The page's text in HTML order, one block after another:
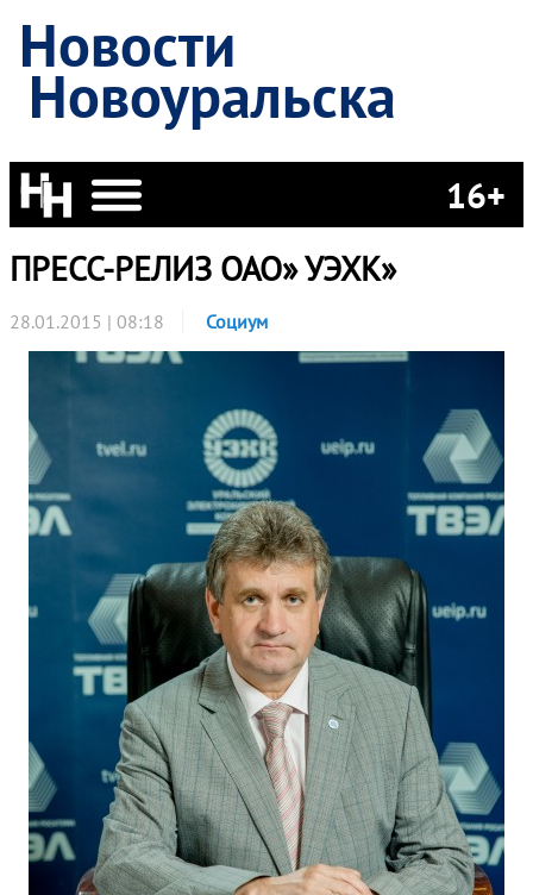
Новости
Новоуральска
16+
ПРЕСС-РЕЛИЗ ОАО» УЭХК»
28.01.2015 | 08:18 Социум